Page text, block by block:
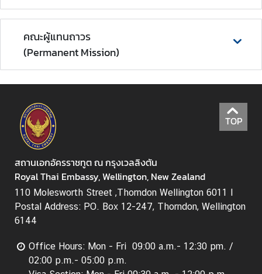
U
s
ข่
า
|
N
e
w
s
ธุ
ร
จ
|
คณะผู้แทนถาวร
(Permanent Mission)
TOP
สถานเอกอัครราชทูต ณ กรุงเวลลิงตัน
Royal Thai Embassy, Wellington, New Zealand
110 Molesworth Street ,Thorndon Wellington 6011 I
Postal Address: PO. Box 12-247, Thorndon, Wellington
6144
Office Hours: Mon - Fri 09:00 a.m.- 12:30 pm. /
02:00 p.m.- 05:00 p.m.